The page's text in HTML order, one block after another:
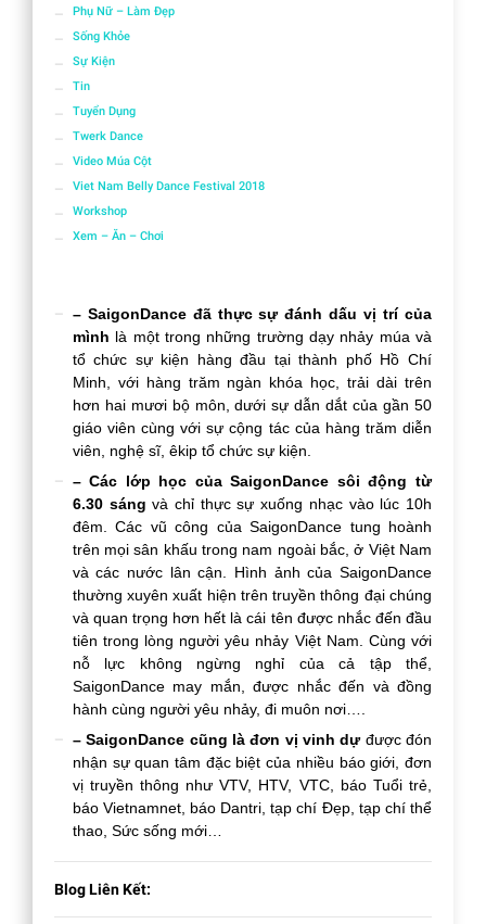
Phụ Nữ – Làm Đẹp
Sống Khỏe
Sự Kiện
Tin
Tuyển Dụng
Twerk Dance
Video Múa Cột
Viet Nam Belly Dance Festival 2018
Workshop
Xem – Ăn – Chơi
– SaigonDance đã thực sự đánh dấu vị trí của
mình là một trong những trường dạy nhảy múa và
tổ chức sự kiện hàng đầu tại thành phố Hồ Chí
Minh, với hàng trăm ngàn khóa học, trải dài trên
hơn hai mươi bộ môn, dưới sự dẫn dắt của gần 50
giáo viên cùng với sự cộng tác của hàng trăm diễn
viên, nghệ sĩ, êkip tổ chức sự kiện.
– Các lớp học của SaigonDance sôi động từ
6.30 sáng và chỉ thực sự xuống nhạc vào lúc 10h
đêm. Các vũ công của SaigonDance tung hoành
trên mọi sân khấu trong nam ngoài bắc, ở Việt Nam
và các nước lân cận. Hình ảnh của SaigonDance
thường xuyên xuất hiện trên truyền thông đại chúng
và quan trọng hơn hết là cái tên được nhắc đến đầu
tiên trong lòng người yêu nhảy Việt Nam. Cùng với
nỗ lực không ngừng nghỉ của cả tập thể,
SaigonDance may mắn, được nhắc đến và đồng
hành cùng người yêu nhảy, đi muôn nơi….
– SaigonDance cũng là đơn vị vinh dựđược đón
nhận sự quan tâm đặc biệt của nhiều báo giới, đơn
vị truyền thông như VTV, HTV, VTC, báo Tuổi trẻ,
báo Vietnamnet, báo Dantri, tạp chí Đẹp, tạp chí thể
thao, Sức sống mới…
Blog Liên Kết: